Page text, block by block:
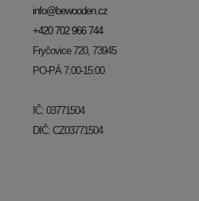
info@bewooden.cz
+420 702 966 744
Fryčovice 720, 73945
PO-PÁ 7:00-15:00
IČ: 03771504
DIČ: CZ03771504